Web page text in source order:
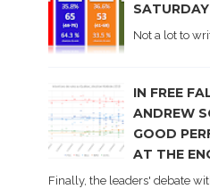
Not a lot to
IN FREE
ANDREW
GOOD
AT THE
Finally, the leaders' debate